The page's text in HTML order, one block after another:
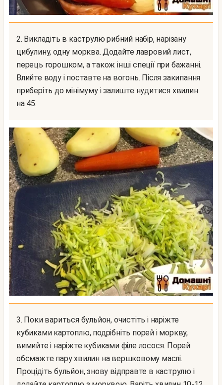
2. Викладіть в каструлю рибний набір, нарізану
цибулину, одну морква. Додайте лавровий лист,
перець горошком, а також інші спеції при бажанні.
Влийте воду і поставте на вогонь. Після закипання
приберіть до мінімуму і залиште нудитися хвилин
на 45.
3. Поки вариться бульйон, очистіть і наріжте
кубиками картоплю, подрібніть порей і моркву,
вимийте і наріжте кубиками філе лосося. Порей
обсмажте пару хвилин на вершковому маслі.
Процідіть бульйон, знову відправте в каструлю і